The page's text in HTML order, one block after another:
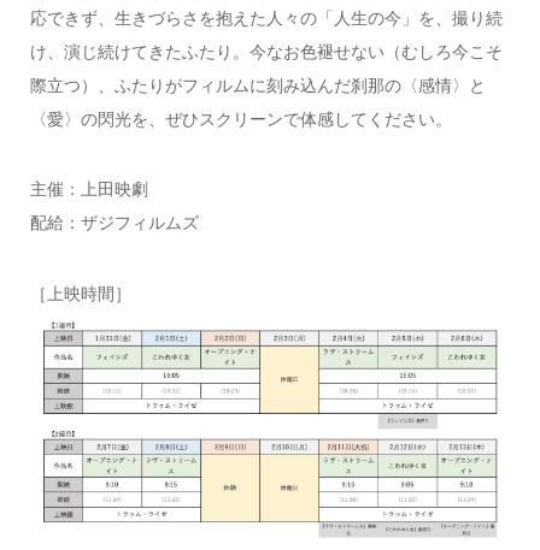
応できず、生きづらさを抱えた人々の「人生の今」を、撮り続
け、演じ続けてきたふたり。今なお色褪せない（むしろ今こそ
際立つ）、ふたりがフィルムに刻み込んだ刹那の〈感情〉と
〈愛〉の閃光を、ぜひスクリーンで体感してください。
主催：上田映劇
配給：ザジフィルムズ
［上映時間］